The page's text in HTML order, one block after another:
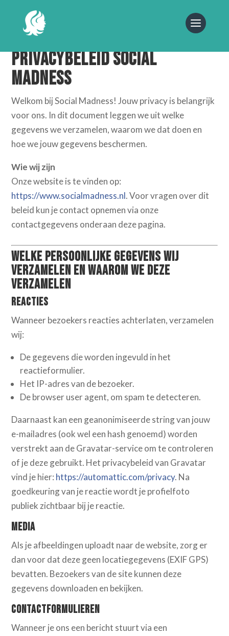
Privacybeleid Social
Madness
Welkom bij Social Madness! Jouw privacy is belangrijk
voor ons. In dit document leggen we uit welke
gegevens we verzamelen, waarom we dat doen en
hoe we jouw gegevens beschermen.
Wie wij zijn
Onze website is te vinden op:
https://www.socialmadness.nl. Voor vragen over dit
beleid kun je contact opnemen via onze
contactgegevens onderaan deze pagina.
Welke persoonlijke gegevens wij
verzamelen en waarom we deze
verzamelen
Reacties
Wanneer bezoekers reacties achterlaten, verzamelen
wij:
De gegevens die worden ingevuld in het
reactieformulier.
Het IP-adres van de bezoeker.
De browser user agent, om spam te detecteren.
Daarnaast kan een geanonimiseerde string van jouw
e-mailadres (ook wel een hash genoemd) worden
verstrekt aan de Gravatar-service om te controleren
of je deze gebruikt. Het privacybeleid van Gravatar
vind je hier: https://automattic.com/privacy. Na
goedkeuring van je reactie wordt je profielfoto
publiek zichtbaar bij je reactie.
Media
Als je afbeeldingen uploadt naar de website, zorg er
dan voor dat deze geen locatiegegevens (EXIF GPS)
bevatten. Bezoekers van de site kunnen deze
gegevens downloaden en bekijken.
Contactformulieren
Wanneer je ons een bericht stuurt via een